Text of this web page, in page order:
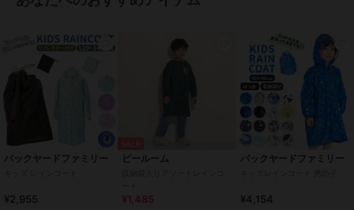
傘・レイングッズ ／
傘・レイングッズ
レインコー
カラー
モスグリーン、ピンク系その他、
ブルー系その他、グレー系その
他、ピンク系その他2、ブラック
トカーキ、ライトベージュ、ミン
サイズ L,XL,2XL,3XL,4XL
バックヤードファミリー
¥2,955
ビールーム
¥1,485
バックヤードファミリー
¥4,154